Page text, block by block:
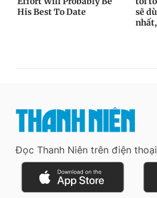
Đọc Thanh Niên trên điện thoại